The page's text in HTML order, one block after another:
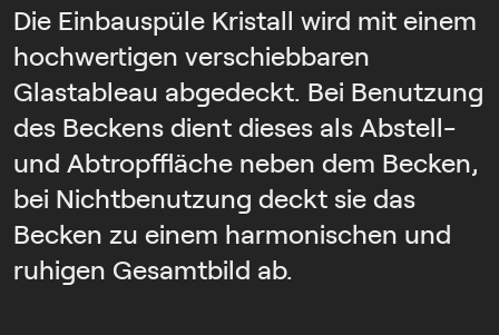
Die Einbauspüle Kristall wird mit einem
hochwertigen verschiebbaren
Glastableau abgedeckt. Bei Benutzung
des Beckens dient dieses als Abstell-
und Abtropffläche neben dem Becken,
bei Nichtbenutzung deckt sie das
Becken zu einem harmonischen und
ruhigen Gesamtbild ab.